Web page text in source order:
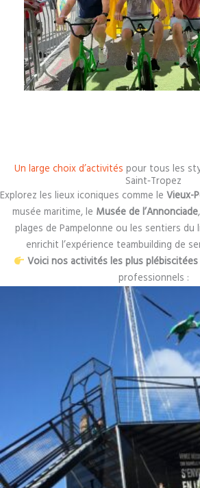
Un large choix d’activités pour tous les
Saint‑Tropez
Explorez les lieux iconiques comme le Vieux-
musée maritime, le Musée de l’Annonciade
plages de Pampelonne ou les sentiers du
enrichit l’expérience teambuilding de
Voici nos activités les plus plébiscitées
professionnels :